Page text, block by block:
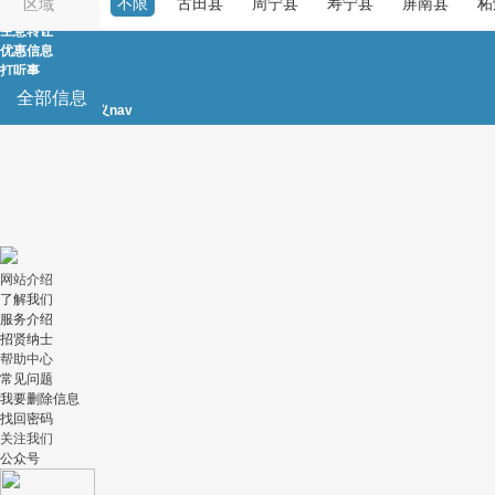
房屋租售
生意转让
优惠信息
打听事
农林牧渔
自定义nav |自定义nav
区域
全部信息
网站介绍
了解我们
服务介绍
招贤纳士
帮助中心
常见问题
我要删除信息
找回密码
关注我们
公众号